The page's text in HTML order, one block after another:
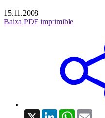
15.11.2008
Baixa PDF imprimible
X LinkedInWhatsApp